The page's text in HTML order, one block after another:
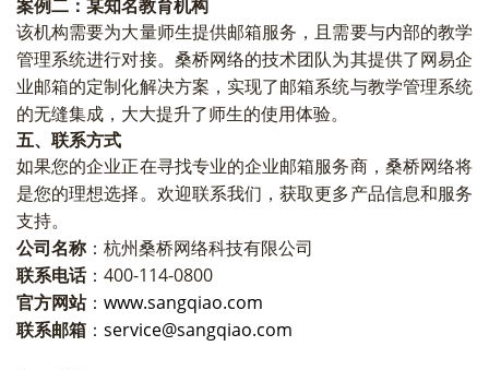
案例二：某知名教育机构
该机构需要为大量师生提供邮箱服务，且需要与内部的教学
管理系统进行对接。桑桥网络的技术团队为其提供了网易企
业邮箱的定制化解决方案，实现了邮箱系统与教学管理系统
的无缝集成，大大提升了师生的使用体验。
五、联系方式
如果您的企业正在寻找专业的企业邮箱服务商，桑桥网络将
是您的理想选择。欢迎联系我们，获取更多产品信息和服务
支持。
公司名称：杭州桑桥网络科技有限公司
联系电话：400-114-0800
官方网站： www.sangqiao.com
联系邮箱 ： service@sangqiao.com